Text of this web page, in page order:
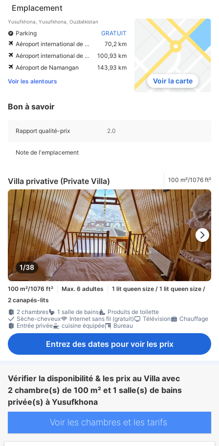
Emplacement
Yusufkhona, Yusufkhona, Ouzbékistan
Parking
GRATUIT
Aéroport international de Tashkent
70,2 km
Aéroport international de Shymkent
100,93 km
Aéroport de Namangan
143,93 km
Voir les alentours
Voir la carte
Bon à savoir
Rapport qualité-prix 2.0
Note de l'emplacement
Villa privative (Private Villa) 100 m²/1076 ft²
1/38
100 m²/1076 ft² Max. 6 adultes
1 lit queen size / 1 lit queen size /
2 canapés-lits
2 chambres
1 salle de bains
Produits de toilette
Sèche-cheveux
Internet sans fil (gratuit) Télévision
Chauffage
Entrée privée
cuisine équipée Bureau
Entrez des dates pour voir les prix
Vérifier la disponibilité & les prix au Villa avec
2 chambre(s) de 100 m² et 1 salle(s) de bains
privée(s) à Yusufkhona
Voir les chambres et les tarifs